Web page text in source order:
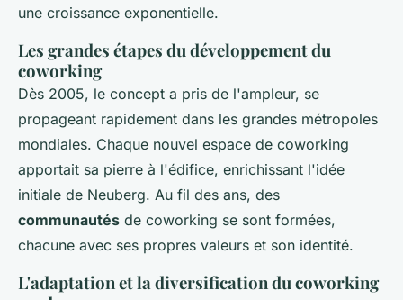
une croissance exponentielle.
Les grandes étapes du développement du
coworking
Dès 2005, le concept a pris de l'ampleur, se
propageant rapidement dans les grandes métropoles
mondiales. Chaque nouvel espace de coworking
apportait sa pierre à l'édifice, enrichissant l'idée
initiale de Neuberg. Au fil des ans, des
communautés de coworking se sont formées,
chacune avec ses propres valeurs et son identité.
L'adaptation et la diversification du coworking